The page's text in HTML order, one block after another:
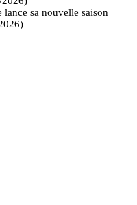
sa nouvelle saison